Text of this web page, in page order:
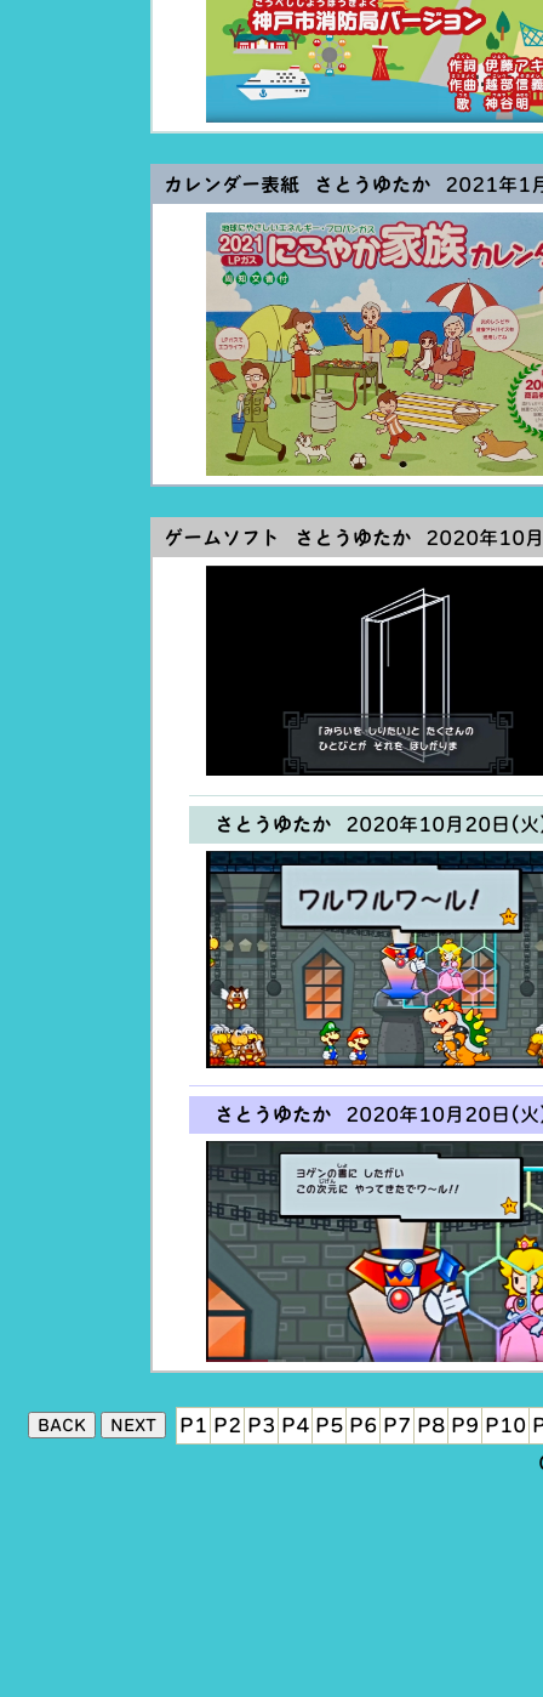
カレンダー表紙 さとうゆたか2021年1
ゲームソフト さとうゆたか2020年10
さとうゆたか 2020年10月20日(
さとうゆたか 2020年10月20日(
P1 P2 P3 P4 P5 P6 P7 P8 P9 P10